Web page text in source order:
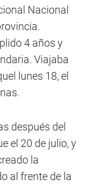
Nacional
4 años y
Viajaba
lunes 18, el
después del
el 20 de julio, y
la
al frente de la